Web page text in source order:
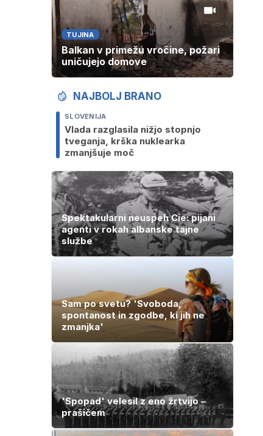
TUJINA
Balkan v primežu vročine, požari
uničujejo domove
NAJBOLJ BRANO
SLOVENIJA
Vlada razglasila nižjo stopnjo
tveganja, krška nuklearka
zmanjšuje moč
Spektakularni neuspeh Cie: pijani
agenti v rokah albanske tajne
službe
Sam po svetu? 'Svoboda,
spontanost in zgodbe, ki jih ne
zmanjka'
'Spopad' velesil z eno žrtvijo –
prašičem